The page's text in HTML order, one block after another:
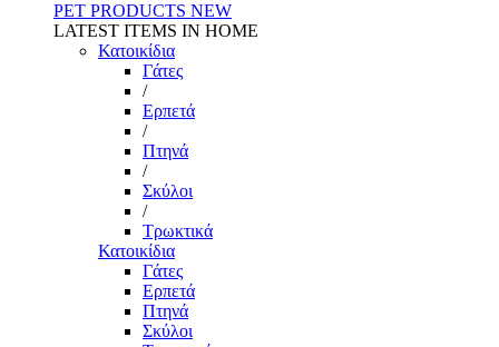
PET PRODUCTS NEW
LATEST ITEMS IN HOME
Κατοικίδια
Γάτες
/
Ερπετά
/
Πτηνά
/
Σκύλοι
/
Τρωκτικά
Κατοικίδια
Γάτες
Ερπετά
Πτηνά
Σκύλοι